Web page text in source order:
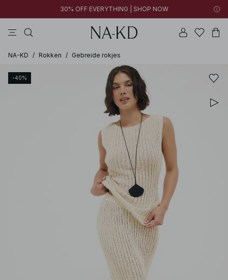
30% OFF EVERYTHING | SHOP NOW
NA-KD / Rokken / Gebreide rokjes
-40%